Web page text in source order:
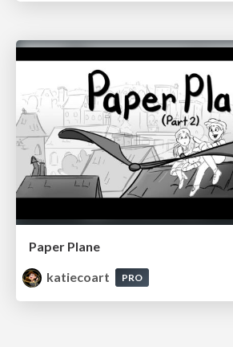
Paper Plane
katiecoart
PRO